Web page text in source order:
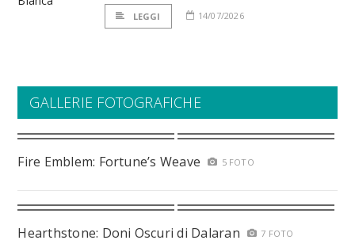
LEGGI 14/07/2026
GALLERIE FOTOGRAFICHE
Fire Emblem: Fortune’s Weave 5 FOTO
Hearthstone: Doni Oscuri di Dalaran 7 FOTO